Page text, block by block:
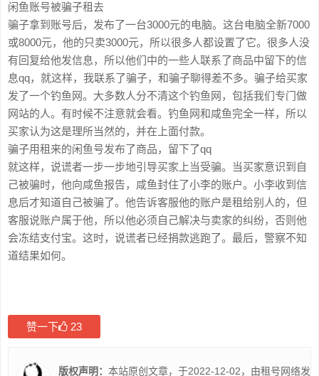
闲鱼账号被骗子租去
骗子拿到账号后，发布了一台3000元的电脑。这台电脑全新7000
或8000元，他的只卖3000元，所以很多人都设置了它。很多人没
有回复给他发信息，所以他们中的一些人联系了商品中留下的信
息qq，就这样，我联系了骗子，和骗子聊得差不多。骗子给买家
发了一个钓鱼网。大多数人分不清这个钓鱼网，包括我们专门做
网站的人。有时候不注意就会看。钓鱼网和咸鱼完全一样，所以
买家认为这是理所当然的，并在上面付款。
骗子用租来的闲鱼号发布了商品，留下了qq
就这样，说谎者一步一步地引导买家上当受骗。当买家意识到自
己被骗时，他向咸鱼报告，咸鱼封住了小李的账户。小李收到信
息后才知道自己被骗了。他告诉客服他的账户是租给别人的，但
客服说账户属于他，所以他必须自己解决与卖家的纠纷，否则他
会冻结支付宝。这时，说谎者已经捐款逃跑了。最后，警察不知
道结果如何。
赞一下 23
版权声明： 本站原创文章，于2022-12-02，由租号网络发